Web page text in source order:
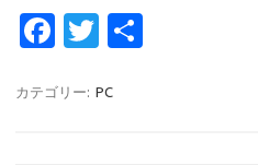
Fa
e
T
it
カテゴリー: PC